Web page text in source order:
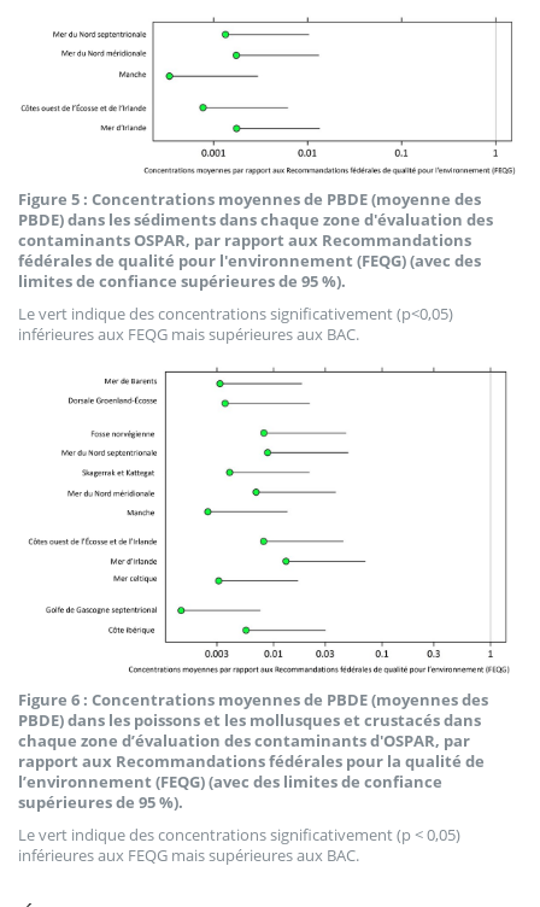
Figure 5 : Concentrations moyennes de PBDE (moyenne des
PBDE) dans les sédiments dans chaque zone d'évaluation des
contaminants OSPAR, par rapport aux Recommandations
fédérales de qualité pour l'environnement (FEQG) (avec des
limites de confiance supérieures de 95 %).
Le vert indique des concentrations significativement (p<0,05)
inférieures aux FEQG mais supérieures aux BAC.
Figure 6 : Concentrations moyennes de PBDE (moyennes des
PBDE) dans les poissons et les mollusques et crustacés dans
chaque zone d’évaluation des contaminants d'OSPAR, par
rapport aux Recommandations fédérales pour la qualité de
l’environnement (FEQG) (avec des limites de confiance
supérieures de 95 %).
Le vert indique des concentrations significativement (p < 0,05)
inférieures aux FEQG mais supérieures aux BAC.